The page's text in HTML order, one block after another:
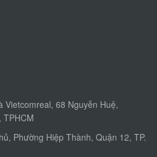
Vietcomreal, 68 Nguyễn Huệ,
TPHCM
Phường Hiệp Thành, Quận 12, TP.